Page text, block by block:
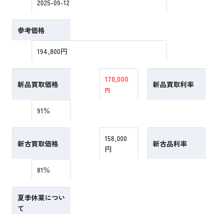
2025-09-12
参考価格
194,800円
新品買取価格
178,000
円
新品買取利率
91％
新古買取価格
158,000
円
新古品利率
81％
夏季休業につい
て